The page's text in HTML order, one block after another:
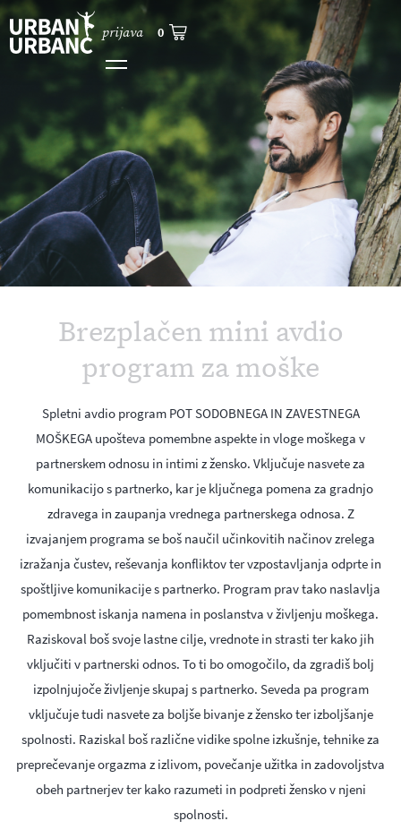
prijava 0
Brezplačen mini avdio
program za moške
Spletni avdio program POT SODOBNEGA IN ZAVESTNEGA
MOŠKEGA upošteva pomembne aspekte in vloge moškega v
partnerskem odnosu in intimi z žensko. Vključuje nasvete za
komunikacijo s partnerko, kar je ključnega pomena za gradnjo
zdravega in zaupanja vrednega partnerskega odnosa. Z
izvajanjem programa se boš naučil učinkovitih načinov zrelega
izražanja čustev, reševanja konfliktov ter vzpostavljanja odprte in
spoštljive komunikacije s partnerko. Program prav tako naslavlja
pomembnost iskanja namena in poslanstva v življenju moškega.
Raziskoval boš svoje lastne cilje, vrednote in strasti ter kako jih
vključiti v partnerski odnos. To ti bo omogočilo, da zgradiš bolj
izpolnjujoče življenje skupaj s partnerko. Seveda pa program
vključuje tudi nasvete za boljše bivanje z žensko ter izboljšanje
spolnosti. Raziskal boš različne vidike spolne izkušnje, tehnike za
preprečevanje orgazma z izlivom, povečanje užitka in zadovoljstva
obeh partnerjev ter kako razumeti in podpreti žensko v njeni
spolnosti.